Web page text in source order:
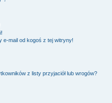
e-mail od kogoś z tej witryny!
z listy przyjaciół lub wrogów?